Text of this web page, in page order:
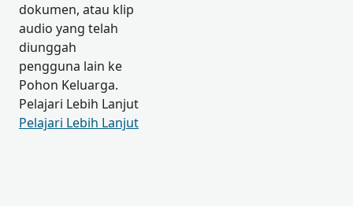
dokumen, atau klip
audio yang telah
diunggah
pengguna lain ke
Pohon Keluarga.
Pelajari Lebih Lanjut
Pelajari Lebih Lanjut